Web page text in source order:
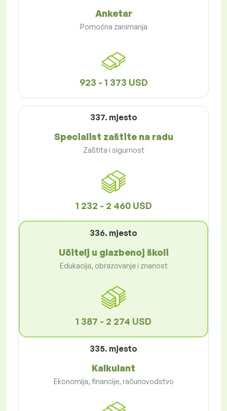
Anketar
Pomoćna zanimanja
923 - 1 373 USD
337. mjesto
Specialist zaštite na radu
Zaštita i sigurnost
1 232 - 2 460 USD
336. mjesto
Učitelj u glazbenoj školi
Edukacija, obrazovanje i znanost
1 387 - 2 274 USD
335. mjesto
Kalkulant
Ekonomija, financije, računovodstvo